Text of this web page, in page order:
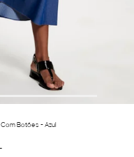
Botões - Azul